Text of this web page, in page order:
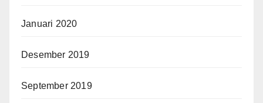
Januari 2020
Desember 2019
September 2019